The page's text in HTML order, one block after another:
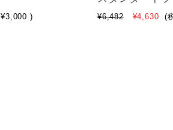
¥3,000 ) ¥6,482 ¥4,630 (